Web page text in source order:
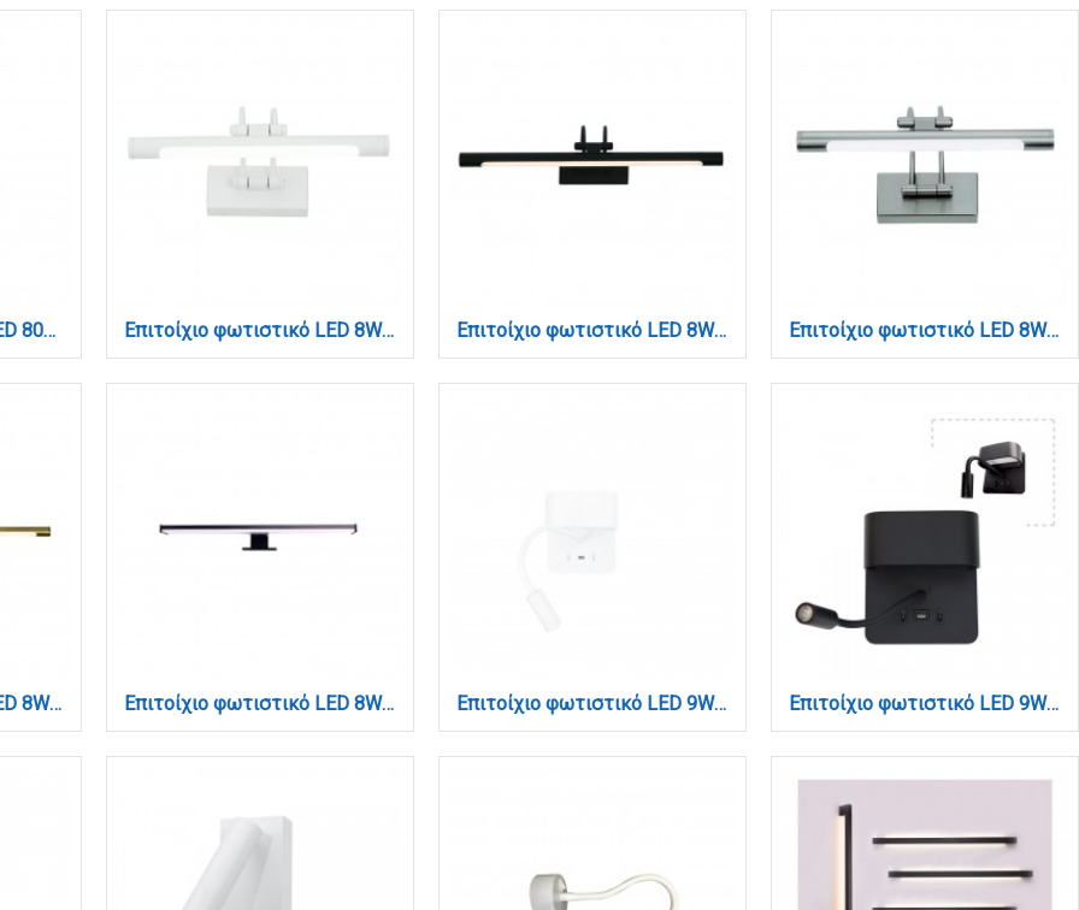
Επιτοίχιο φωτιστικό LED 80W 3000K από αλουμίνιο σε μαύρη απόχρωση D:100cm (6158-BL) Επιτοίχιο φωτιστικό LED 8W 3000K από λευκό μέταλλο και ακρυλικό D:45cm (1044-Β-Λευκό) Επιτοίχιο φωτιστικό LED 8W 3000K από μαύρο μέταλλο και ακρυλικό D:45cm (1044-Β-Μαύρο) Επιτοίχιο φωτιστικό LED 8W 3000K από νίκελ ματ μέταλλο και ακρυλικό D:45cm (1044-Β-Νίκελ Ματ)
Επιτοίχιο φωτιστικό LED 8W 3000K από οξυντέ μέταλλο και ακρυλικό D:45cm (1044-Β-Οξυντέ) Επιτοίχιο φωτιστικό LED 8W 4000K από πλαστικό σε μαύρη απόχρωση D:40cm (1047-Β) Επιτοίχιο φωτιστικό LED 9W 3000K από λευκό μέταλλο D:16cm (43036-White) Επιτοίχιο φωτιστικό LED 9W 3000K από μαύρο μέταλλο D:16cm (43036-BL)